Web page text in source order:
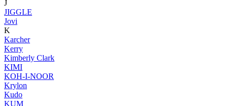
J
JIGGLE
Jovi
K
Karcher
Kerry
Kimberly Clark
KIMI
KOH-I-NOOR
Krylon
Kudo
KUM